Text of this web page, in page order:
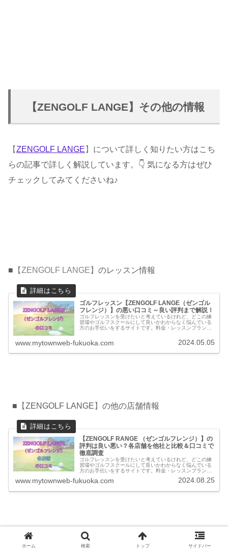
【ZENGOLF LANGE】その他の情報
【ZENGOLF LANGE 】 について詳しく知りたい方はこち
らの記事で詳しく解説しています。👇 気になる方はぜひ
チェックしてみてくださいね♪
■ 【ZENGOLF LANGE 】 のレッスン情報
ゴルフレッスン【ZENGOLF LANGE（ゼンゴル
フレンジ）】の悪い口コミ～良い評判まで解説！
ゴルフレッスンを受けたいと考えているけれど、どこの練
習場やゴルフスクールにして良いかわからなく悩んでいる
方のお手伝いをするサイトです。料金・レッスンプランの
www.mytownweb-fukuoka.com 2024.05.05
■ 【ZENGOLF LANGE 】 の他の店舗情報
【ZENGOLF RANGE （ゼンゴルフレンジ）】の
評判は良い悪い？各店舗を他社と比較＆口コミで
徹底調査
ゴルフレッスンを受けたいと考えているけれど、どこの練
習場やゴルフスクールにして良いかわからなく悩んでいる
方のお手伝いをするサイトです。料金・レッスンプランの
のゴルフスクールとの比較もできます。
www.mytownweb-fukuoka.com 2024.08.25
※当コンテンツは、「 記事制作ポリシー 」に基づき作成しています。万が一事実と
ホーム 検索 トップ サイドバー